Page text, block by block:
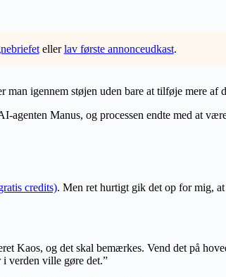
ellerlav første annonceudkast.
igennem støjen uden bare at tilføje mere af
agenten Manus, og processen endte med at
credits). Men ret hurtigt gik det op for mig,
Kaos, og det skal bemærkes. Vend det på
i verden ville gøre det.”